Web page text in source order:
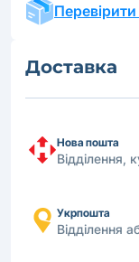
Доставка
Нова пошта
Відділення,
Укрпошта
Відділення